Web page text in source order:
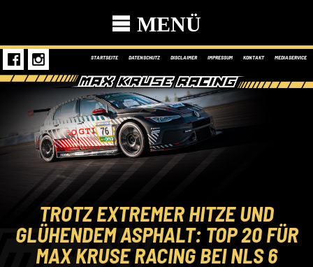
MENÜ
STARTSEITE DATENSCHUTZ DISCLAIMER IMPRESSUM KONTAKT MEDIASERVICE
TROTZ EXTREMER HITZE UND
GLÜHENDEM ASPHALT: TOP 20 FÜR
MAX KRUSE RACING BEI NLS 6